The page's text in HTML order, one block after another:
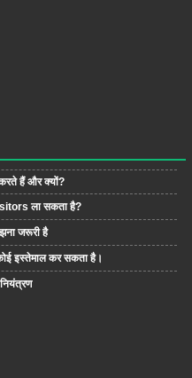
हैं और क्यों?
ला सकता है?
जरूरी है
इस्तेमाल कर सकता है।